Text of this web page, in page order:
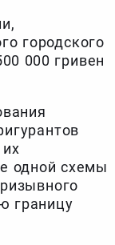
городского
000 гривен
одной схемы
границу